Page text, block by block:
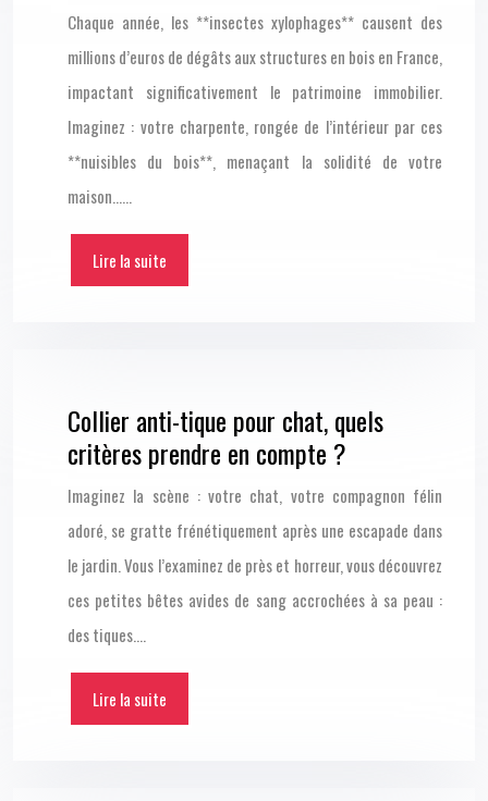
Chaque année, les **insectes xylophages** causent des
millions d’euros de dégâts aux structures en bois en France,
impactant significativement le patrimoine immobilier.
Imaginez : votre charpente, rongée de l’intérieur par ces
**nuisibles du bois**, menaçant la solidité de votre
maison……
Lire la suite
Collier anti-tique pour chat, quels
critères prendre en compte ?
Imaginez la scène : votre chat, votre compagnon félin
adoré, se gratte frénétiquement après une escapade dans
le jardin. Vous l’examinez de près et horreur, vous découvrez
ces petites bêtes avides de sang accrochées à sa peau :
des tiques….
Lire la suite